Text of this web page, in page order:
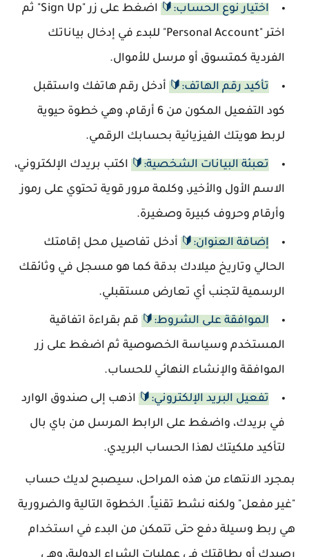
اختيار نوع الحساب:🔰
اضغط على زر "Sign Up" ثم
اختر "Personal Account" للبدء في إدخال بياناتك
الفردية كمتسوق أو مرسل للأموال.
تأكيد رقم الهاتف:🔰 أدخل رقم هاتفك واستقبل
كود التفعيل المكون من 6 أرقام، وهي خطوة حيوية
لربط هويتك الفيزيائية بحسابك الرقمي.
تعبئة البيانات الشخصية:🔰 اكتب بريدك الإلكتروني،
الاسم الأول والأخير، وكلمة مرور قوية تحتوي على رموز
وأرقام وحروف كبيرة وصغيرة.
إضافة العنوان:🔰 أدخل تفاصيل محل إقامتك
الحالي وتاريخ ميلادك بدقة كما هو مسجل في وثائقك
الرسمية لتجنب أي تعارض مستقبلي.
الموافقة على الشروط:🔰 قم بقراءة اتفاقية
المستخدم وسياسة الخصوصية ثم اضغط على زر
الموافقة والإنشاء النهائي للحساب.
تفعيل البريد الإلكتروني:🔰 اذهب إلى صندوق الوارد
في بريدك، واضغط على الرابط المرسل من باي بال
لتأكيد ملكيتك لهذا الحساب البريدي.
بمجرد الانتهاء من هذه المراحل، سيصبح لديك حساب
"غير مفعل" ولكنه نشط تقنياً. الخطوة التالية والضرورية
هي ربط وسيلة دفع حتى تتمكن من البدء في استخدام